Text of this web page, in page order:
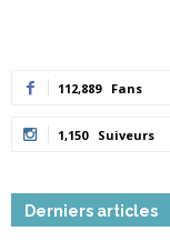
112,889 Fans
1,150 Suiveurs
Derniers articles